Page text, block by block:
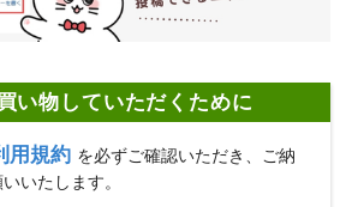
い物していただくために
用規約 を必ずご確認いただき、ご納
いたします。